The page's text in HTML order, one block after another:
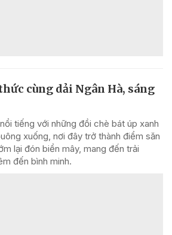
cùng dải Ngân Hà, sáng
tiếng với những đồi chè bát úp xanh
xuống, nơi đây trở thành điểm săn
lại đón biển mây, mang đến trải
đến bình minh.